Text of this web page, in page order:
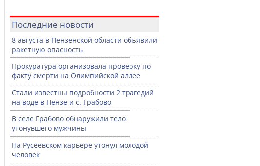
Последние новости
8 августа в Пензенской области объявили
ракетную опасность
Прокуратура организовала проверку по
факту смерти на Олимпийской аллее
Стали известны подробности 2 трагедий
на воде в Пензе и с. Грабово
В селе Грабово обнаружили тело
утонувшего мужчины
На Русеевском карьере утонул молодой
человек